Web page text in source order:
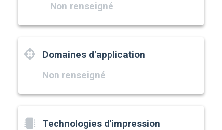
Non renseigné
Domaines d'application
Non renseigné
Technologies d'impression